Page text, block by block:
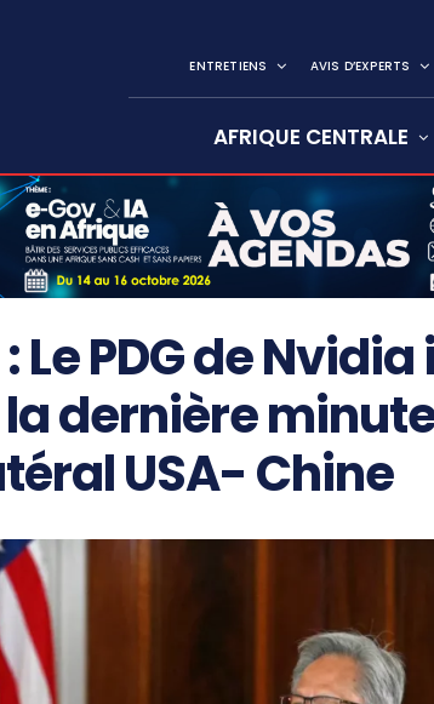
ENTRETIENS AVIS D’EXPERTS
AFRIQUE CENTRALE
Le PDG de
dernière
USA- Chine